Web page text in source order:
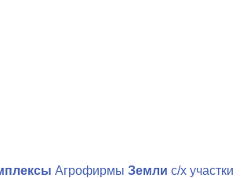
Агрофирмы Земли с/х участки